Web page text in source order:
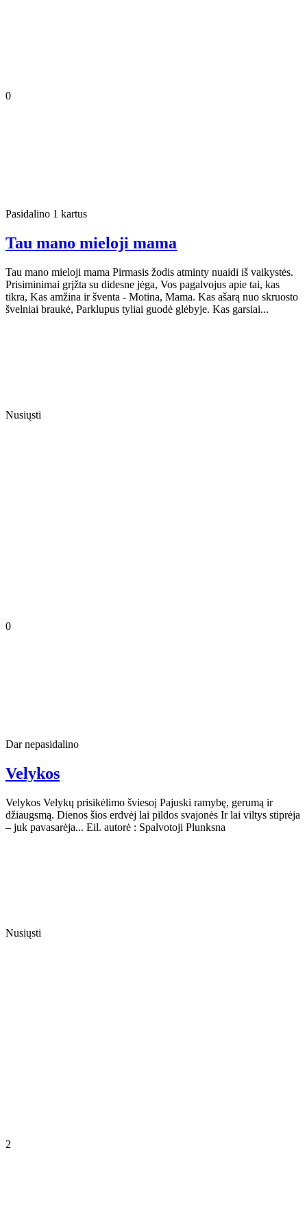
0
Pasidalino 1 kartus
Tau mano mieloji mama
Tau mano mieloji mama Pirmasis žodis atminty nuaidi iš vaikystės.
Prisiminimai grįžta su didesne jėga, Vos pagalvojus apie tai, kas
tikra, Kas amžina ir šventa - Motina, Mama. Kas ašarą nuo skruosto
švelniai braukė, Parklupus tyliai guodė glėbyje. Kas garsiai...
Nusiųsti
0
Dar nepasidalino
Velykos
Velykos Velykų prisikėlimo šviesoj Pajuski ramybę, gerumą ir
džiaugsmą. Dienos šios erdvėj lai pildos svajonės Ir lai viltys stiprėja
– juk pavasarėja... Eil. autorė : Spalvotoji Plunksna
Nusiųsti
2